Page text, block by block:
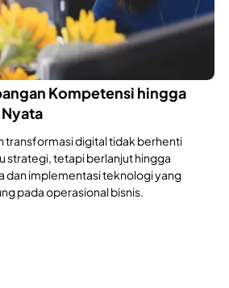
tim, tetapi juga
digital dan mendampingi
untuk memastikan transformasi
Kompetensi hingga
transformasi digital tidak berhenti
strategi, tetapi berlanjut hingga
dan implementasi teknologi yang
pada operasional bisnis.